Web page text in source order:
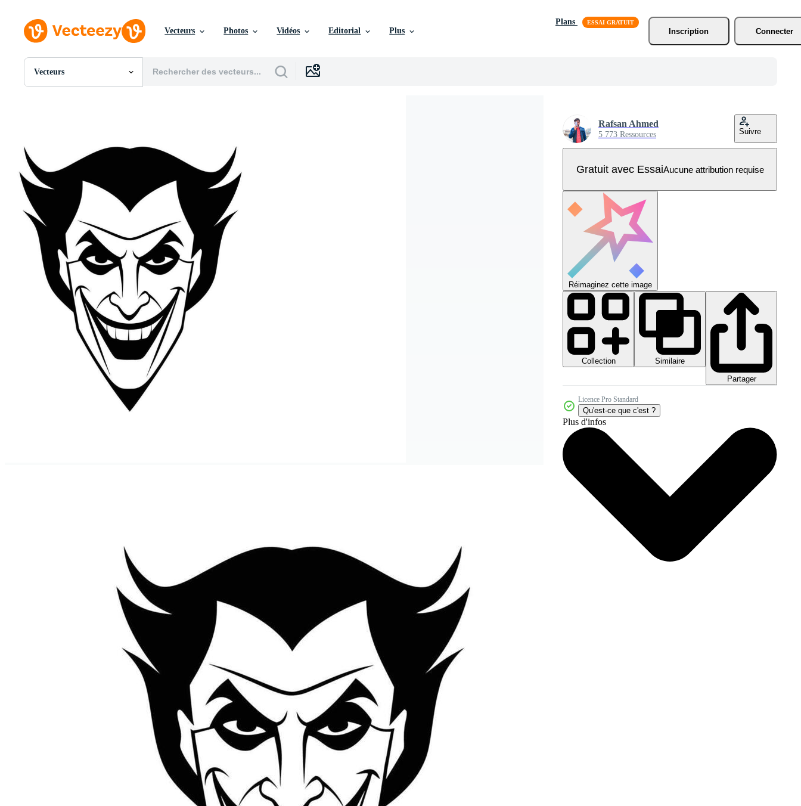
Vecteurs Photos Vidéos Editorial Plus
Plans
Inscription
Connecter
Vecteurs
Toutes Images
Vecteurs
Vidéos
Motion graphics
Images Éditoriales
Événements Éditoriaux
Rafsan Ahmed
5 773 Ressources Suivre
Gratuit avec EssaiAucune attribution requise
Réimaginez cette image
Collection
Similaire
Partager
Licence Pro Standard
Qu'est-ce que c'est ?
Plus d'infos